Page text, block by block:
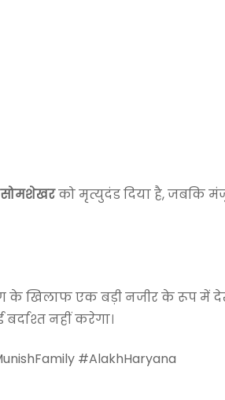
सोमशेखरको मृत्युदंड दिया है, जबकि
खिलाफ एक बड़ी नजीर के रूप में
नहीं करेगा।
#AlakhHaryana